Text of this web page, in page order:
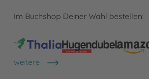
Im Buchshop Deiner Wahl bestellen:
weitere
Shops anzeigen